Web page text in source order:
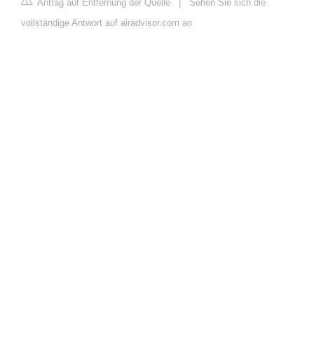
Antrag auf Entfernung der Quelle | Sehen Sie sich die
vollständige Antwort auf airadvisor.com an